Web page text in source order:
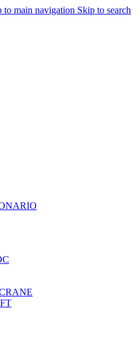
to main navigation Skip to search